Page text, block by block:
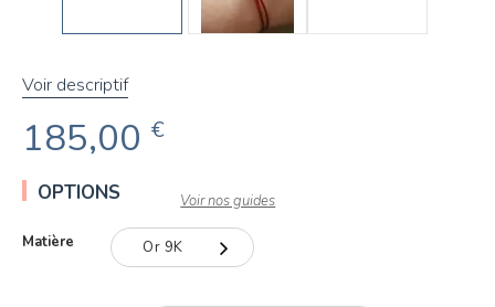
Voir descriptif
185,00 €
OPTIONS Voir nos guides
Matière Or 9K